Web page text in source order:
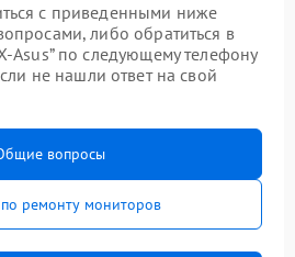
с приведенными ниже
либо обратиться в
Asus” по следующему телефону
не нашли ответ на свой
вопросы
ремонту мониторов